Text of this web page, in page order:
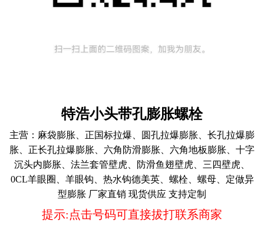
特浩小头带孔膨胀螺栓
主营： 麻袋膨胀、正国标拉爆、圆孔拉爆膨胀、长孔拉爆膨
胀、正长孔拉爆膨胀、六角防滑膨胀、六角地板膨胀、十字
沉头内膨胀、法兰套管壁虎、防滑鱼翅壁虎、三四壁虎、
0CL羊眼圈、羊眼钩、热水钩德美英、螺栓、螺母、定做异
型膨胀 厂家直销 现货供应 支持定制
提示:点击号码可直接拔打联系商家